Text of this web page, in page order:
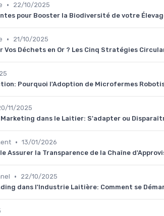
•
22/10/2025
pour Booster la Biodiversité de votre
•
21/10/2025
Vos Déchets en Or ? Les Cinq Stratégies
Pourquoi l'Adoption de Microfermes
11/2025
dans le Laitier: S'adapter ou
• 13/01/2026
Assurer la Transparence de la Chaîne
•
22/10/2025
dans l'Industrie Laitière: Comment se